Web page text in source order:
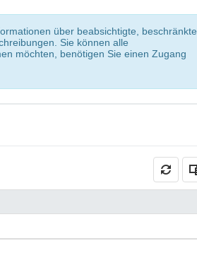
über beabsichtigte, beschränkte
Sie können alle
möchten, benötigen Sie einen Zugang